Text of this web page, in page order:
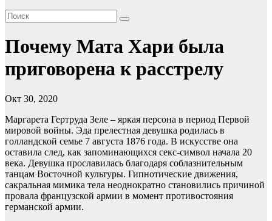
Почему Мата Хари была
приговорена к расстрелу
Окт 30, 2020
Маргарета Гертруда Зеле – яркая персона в период Первой
мировой войны. Эда прелестная девушка родилась в
голландской семье 7 августа 1876 года. В искусстве она
оставила след, как запоминающихся секс-символ начала 20
века. Девушка прославилась благодаря соблазнительным
танцам Восточной культуры. Гипнотические движения,
сакральная мимика тела неоднократно становились причиной
провала французской армии в момент противостояния
германской армии.